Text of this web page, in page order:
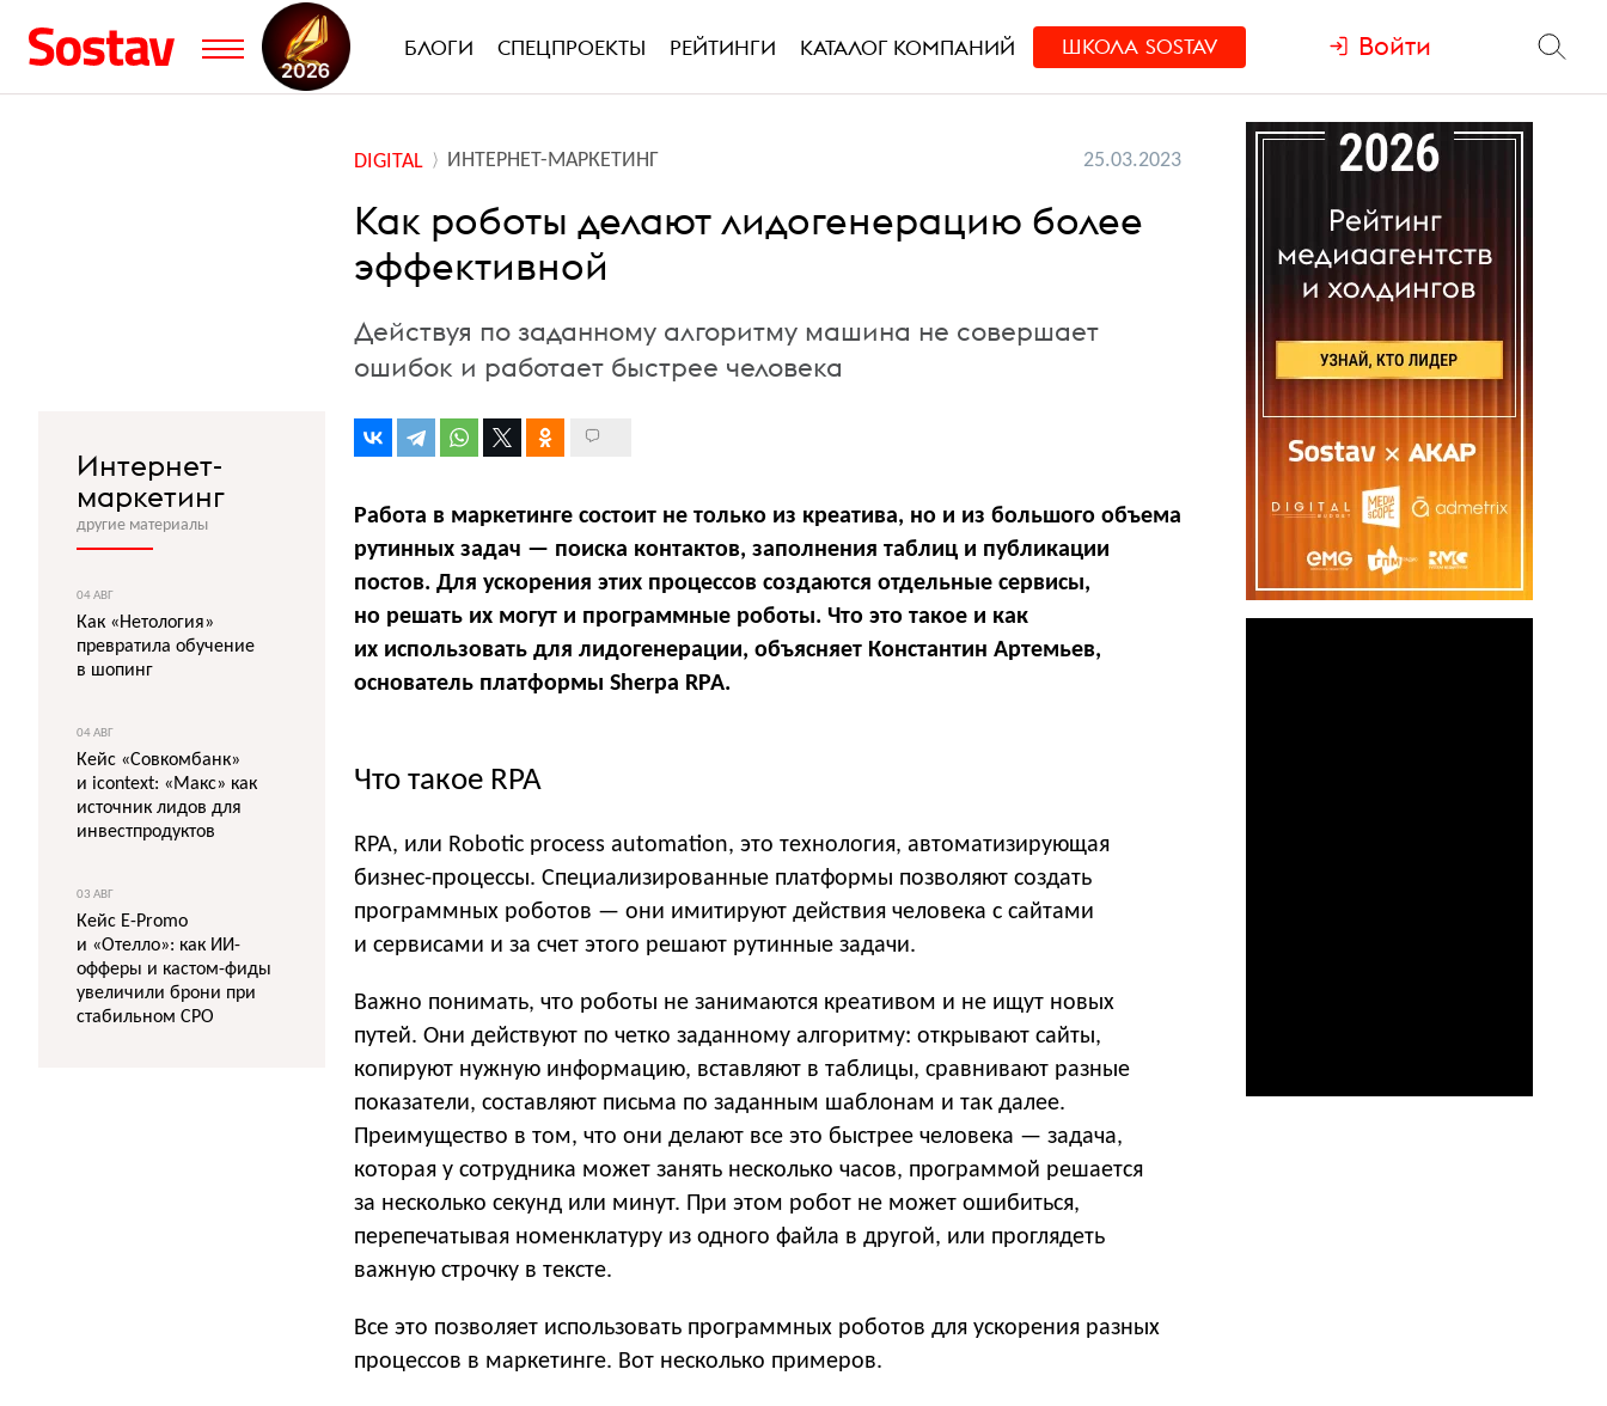
БЛОГИ СПЕЦПРОЕКТЫ РЕЙТИНГИ КАТАЛОГ КОМПАНИЙ ШКОЛА SOSTAV Войти
DIGITAL ИНТЕРНЕТ-МАРКЕТИНГ 25.03.2023
Как роботы делают лидогенерацию более
эффективной
Действуя по заданному алгоритму машина не совершает
ошибок и работает быстрее человека
Работа в маркетинге состоит не только из креатива, но и из большого объема
рутинных задач — поиска контактов, заполнения таблиц и публикации
постов. Для ускорения этих процессов создаются отдельные сервисы,
но решать их могут и программные роботы. Что это такое и как
их использовать для лидогенерации, объясняет Константин Артемьев,
основатель платформы Sherpa RPA.
Что такое RPA
RPA, или Robotic process automation, это технология, автоматизирующая
бизнес-процессы. Специализированные платформы позволяют создать
программных роботов — они имитируют действия человека с сайтами
и сервисами и за счет этого решают рутинные задачи.
Важно понимать, что роботы не занимаются креативом и не ищут новых
путей. Они действуют по четко заданному алгоритму: открывают сайты,
копируют нужную информацию, вставляют в таблицы, сравнивают разные
показатели, составляют письма по заданным шаблонам и так далее.
Преимущество в том, что они делают все это быстрее человека — задача,
которая у сотрудника может занять несколько часов, программой решается
за несколько секунд или минут. При этом робот не может ошибиться,
перепечатывая номенклатуру из одного файла в другой, или проглядеть
важную строчку в тексте.
Все это позволяет использовать программных роботов для ускорения разных
процессов в маркетинге. Вот несколько примеров.
Интернет-
маркетинг
другие материалы
04 АВГ
Как «Нетология»
превратила обучение
в шопинг
04 АВГ
Кейс «Совкомбанк»
и icontext: «Макс» как
источник лидов для
инвестпродуктов
03 АВГ
Кейс E-Promo
и «Отелло»: как ИИ-
офферы и кастом-фиды
увеличили брони при
стабильном CPO